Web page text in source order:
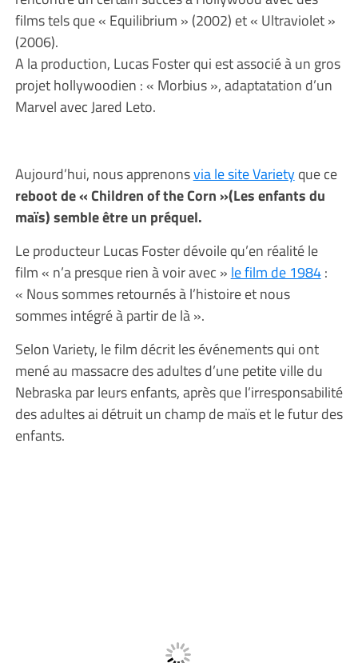
films tels que « Equilibrium » (2002) et « Ultraviolet »
(2006).
A la production, Lucas Foster qui est associé à un gros
projet hollywoodien : « Morbius », adaptatation d’un
Marvel avec Jared Leto.
Aujourd’hui, nous apprenonsvia le site Varietyque ce
reboot de « Children of the Corn »(Les enfants du
maïs) semble être un préquel.
Le producteur Lucas Foster dévoile qu’en réalité le
film « n’a presque rien à voir avec » le film de 1984:
« Nous sommes retournés à l’histoire et nous
sommes intégré à partir de là ».
Selon Variety, le film décrit les événements qui ont
mené au massacre des adultes d’une petite ville du
Nebraska par leurs enfants, après que l’irresponsabilité
des adultes ai détruit un champ de maïs et le futur des
enfants.